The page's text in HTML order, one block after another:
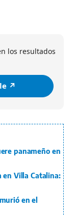
los resultados
↗️
panameño en
en Villa Catalina:
en el